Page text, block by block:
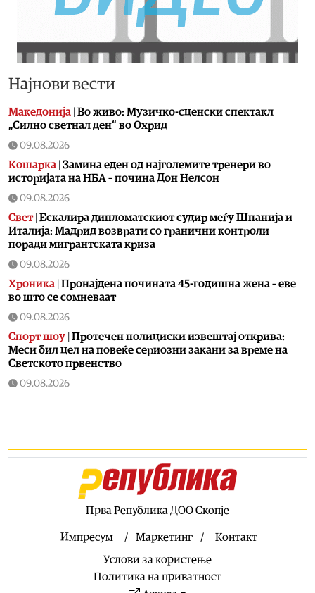
Најнови вести
Македонија Во живо: Музичко-сценски спектакл
„Силно светнал ден“ во Охрид
09.08.2026
Кошарка Замина еден од најголемите тренери во
историјата на НБА – почина Дон Нелсон
09.08.2026
Свет| Ескалира дипломатскиот судир меѓу Шпанија и
Италија: Мадрид возврати со гранични контроли
поради мигрантската криза
09.08.2026
Хроника Пронајдена почината 45-годишна жена – еве
во што се сомневаат
09.08.2026
Спорт шоу Протечен полициски извештај открива:
Меси бил цел на повеќе сериозни закани за време на
Светското првенство
09.08.2026
Свет|Хамас повика на целосно спроведување на
планот од 15 точки на Трамп за Појасот Газа
Обидот на Филипче да го исмева видеото
критики под објавата
Секогаш го правиме ова кога сме
нервозни, а телото всушност се обидува да ни каже
Прва Република ДОО Скопје
Импресум Маркетинг
Контакт
Услови за користење
Политика на приватност